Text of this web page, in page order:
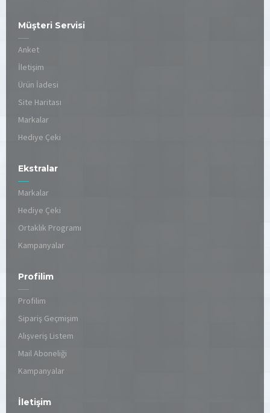
Müşteri Servisi
Anket
İletişim
Ürün İadesi
Site Haritası
Markalar
Hediye Çeki
Ekstralar
Markalar
Hediye Çeki
Ortaklık Programı
Kampanyalar
Profilim
Profilim
Sipariş Geçmişim
Alışveriş Listem
Mail Aboneliği
Kampanyalar
İletişim